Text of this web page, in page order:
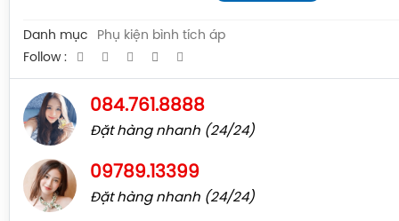
Danh mục
Phụ kiện bình tích áp
Follow :
084.761.8888
Đặt hàng nhanh (24/24)
09789.13399
Đặt hàng nhanh (24/24)